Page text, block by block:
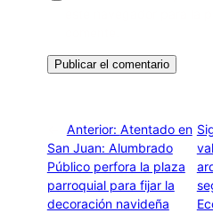
Anterior: Atentado en
San Juan: Alumbrado
Público perfora la plaza
parroquial para fijar la
decoración navideña